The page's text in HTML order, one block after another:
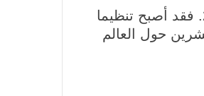
ويقول سلام السعدي في العرب اللندنية إن "تنظيم داعش اليوم هو أقوى بمرات مما كان عليه في عام مولده 2013. فقد أصبح تنظيما
حول العالم